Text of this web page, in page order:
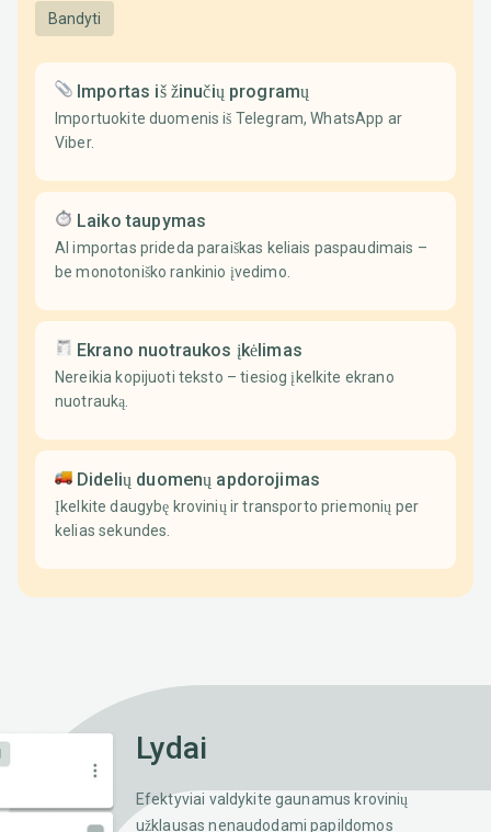
Bandyti
Importas iš žinučių programų
Importuokite duomenis iš Telegram, WhatsApp ar
Viber.
Laiko taupymas
AI importas prideda paraiškas keliais paspaudimais –
be monotoniško rankinio įvedimo.
Ekrano nuotraukos įkėlimas
Nereikia kopijuoti teksto – tiesiog įkelkite ekrano
nuotrauką.
Didelių duomenų apdorojimas
Įkelkite daugybę krovinių ir transporto priemonių per
kelias sekundes.
Lydai
Efektyviai valdykite gaunamus krovinių
užklausas nenaudodami papildomos